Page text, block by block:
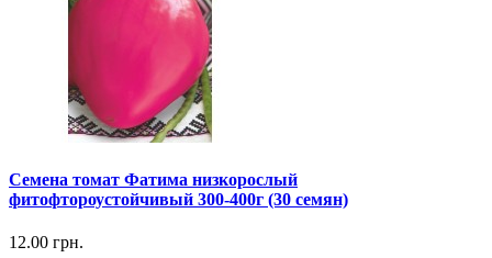
Семена томат Фатима низкорослый
фитофтороустойчивый 300-400г (30 семян)
12.00 грн.